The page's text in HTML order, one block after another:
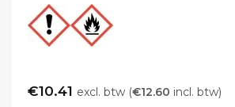
€10.41 excl. btw (€12.60 incl. btw)